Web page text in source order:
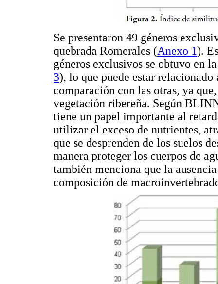
Se presentaron 49 géneros
quebrada Romerales (Anexo 1).
géneros exclusivos se obtuvo en
3), lo que puede estar
comparación con las otras, ya
vegetación ribereña. Según
tiene un papel importante al
utilizar el exceso de nutrientes,
que se desprenden de los suelos
manera proteger los cuerpos de
también menciona que la
composición de